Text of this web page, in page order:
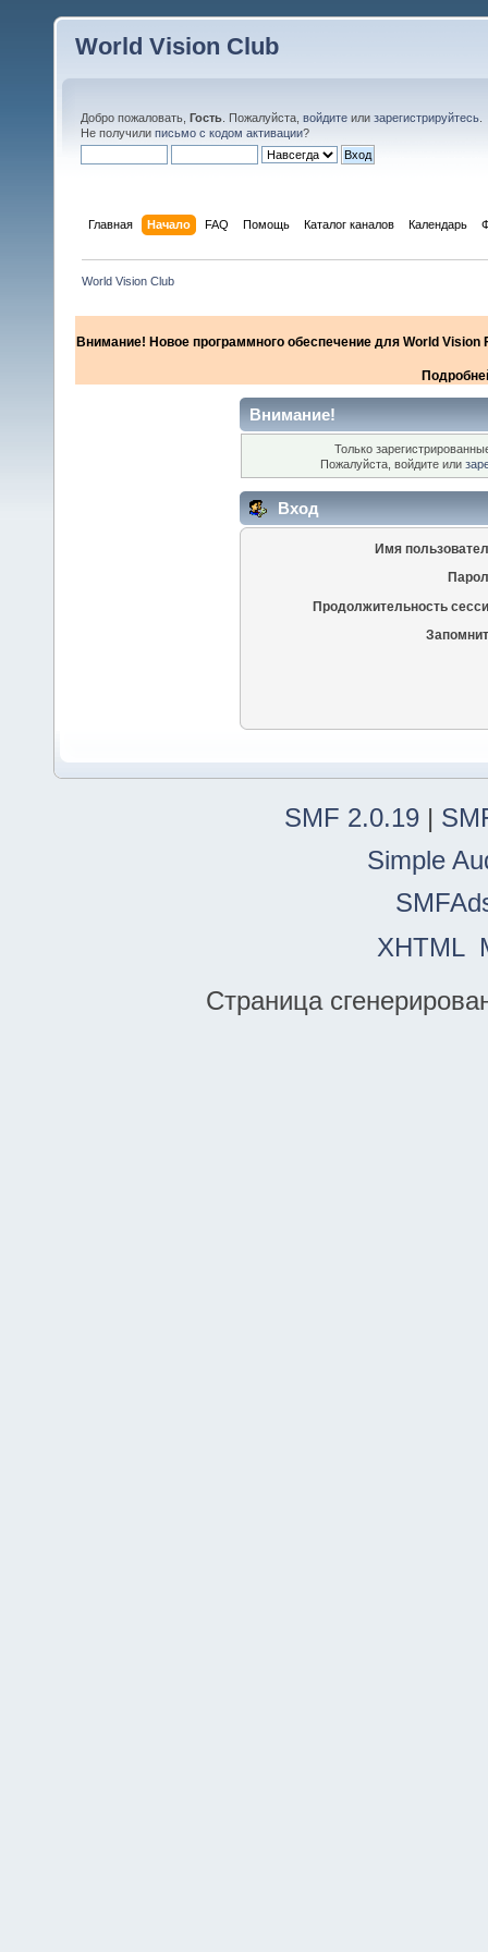
World Vision Club
Добро пожаловать, Гость . Пожалуйста, войдите или зарегистрируйтесь
Не получили письмо с кодом активации?
Главная Начало FAQ Помощь Каталог каналов Календарь
World Vision Club
Внимание! Новое программного обеспечение для World
Внимание!
Только
Пожалуйста, войдите или
Вход
Имя
Продолжительность
SMF 2.0.19 |
Simple
XHTML
Страница